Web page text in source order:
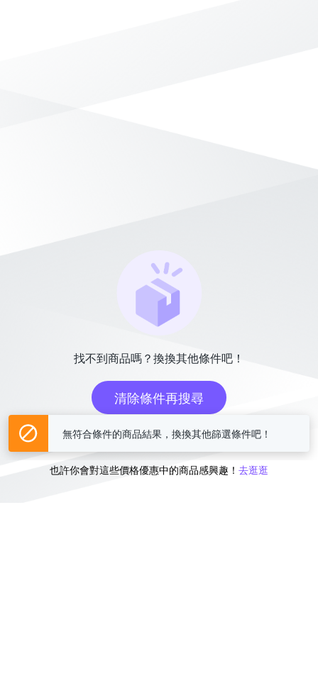
找不到商品嗎？換換其他條件吧！
清除條件再搜尋
或
也許你會對這些價格優惠中的商品感興趣！ 去逛逛
無符合條件的商品結果，換換其他篩選條件吧！